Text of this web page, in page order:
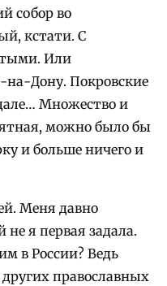
собор во
кстати. С
Или
на-Дону. Покровские
Множество и
можно было бы
и больше ничего и
Меня давно
не я первая задала.
в России? Ведь
других православных